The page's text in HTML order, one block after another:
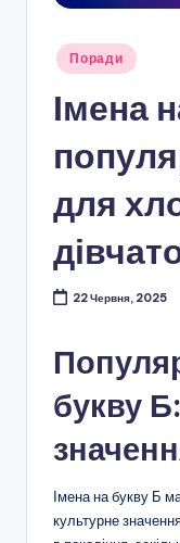
Опубліковано
Поради
Імена
для
22 Червня, 2025
букву
Імена на букву Б
культурне